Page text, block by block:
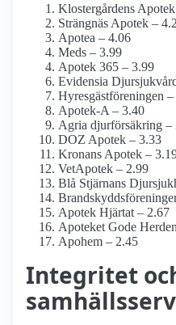
Klostergårdens
Strängnäs Apotek –
Apotea – 4.06
Meds – 3.99
Apotek 365 – 3.99
Evidensia
Hyresgästföreningen –
Apotek-A – 3.40
Agria djurförsäkring –
DOZ Apotek – 3.33
Kronans Apotek –
VetApotek – 2.99
Blå Stjärnans
Apotek Hjärtat – 2.67
Apoteket Gode
Apohem – 2.45
Integritet